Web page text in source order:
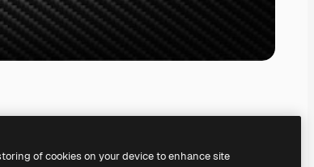
of cookies on your device to enhance site